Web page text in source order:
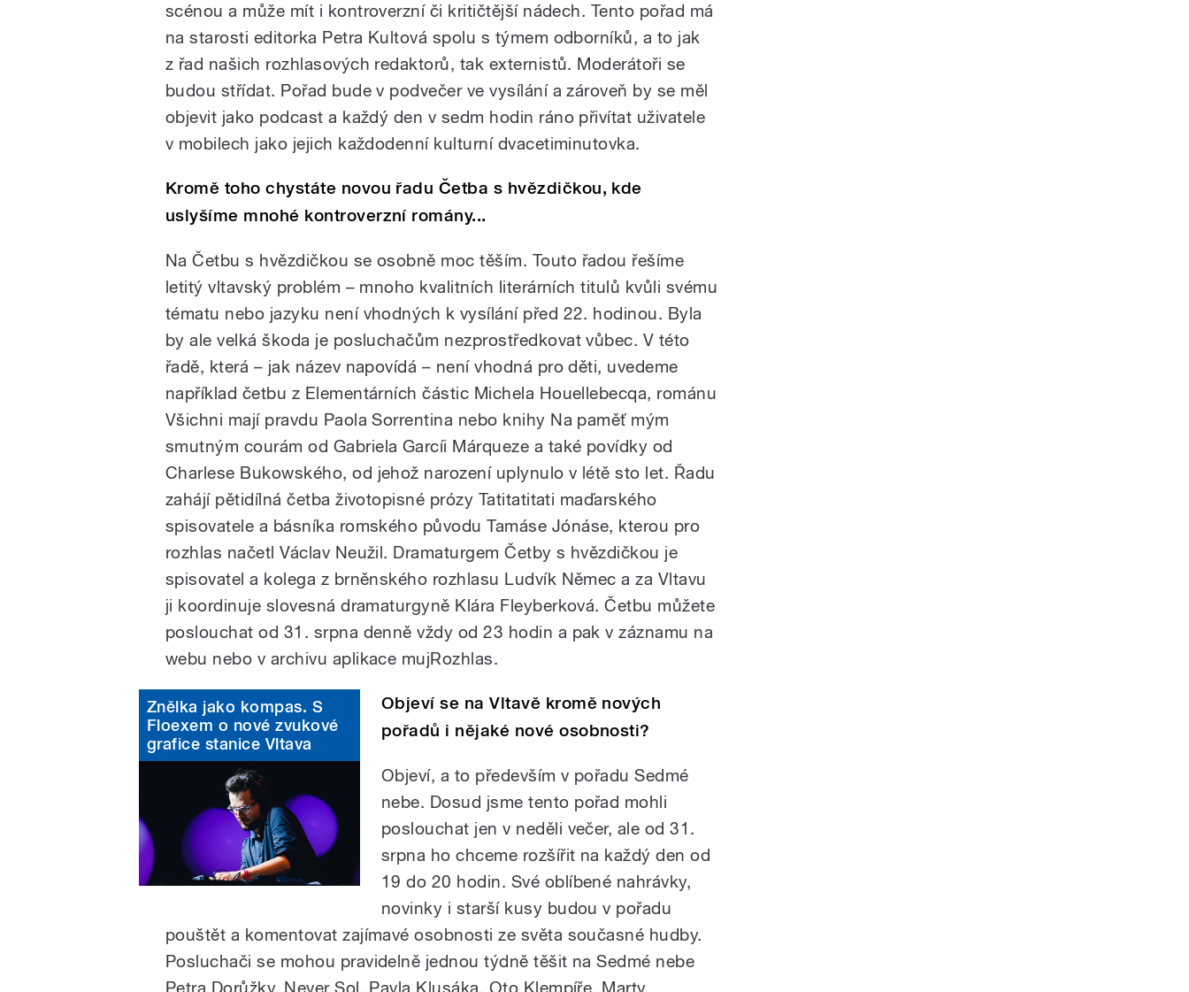
scénou a může mít i kontroverzní či kritičtější nádech. Tento pořad má
na starosti editorka Petra Kultová spolu s týmem odborníků, a to jak
z řad našich rozhlasových redaktorů, tak externistů. Moderátoři se
budou střídat. Pořad bude v podvečer ve vysílání a zároveň by se měl
objevit jako podcast a každý den v sedm hodin ráno přivítat uživatele
v mobilech jako jejich každodenní kulturní dvacetiminutovka.
Kromě toho chystáte novou řadu Četba s hvězdičkou, kde
uslyšíme mnohé kontroverzní romány...
Na Četbu s hvězdičkou se osobně moc těším. Touto řadou řešíme
letitý vltavský problém – mnoho kvalitních literárních titulů kvůli svému
tématu nebo jazyku není vhodných k vysílání před 22. hodinou. Byla
by ale velká škoda je posluchačům nezprostředkovat vůbec. V této
řadě, která – jak název napovídá – není vhodná pro děti, uvedeme
například četbu z Elementárních částic Michela Houellebecqa, románu
Všichni mají pravdu Paola Sorrentina nebo knihy Na paměť mým
smutným courám od Gabriela Garcíi Márqueze a také povídky od
Charlese Bukowského, od jehož narození uplynulo v létě sto let. Řadu
zahájí pětidílná četba životopisné prózy Tatitatitati maďarského
spisovatele a básníka romského původu Tamáse Jónáse, kterou pro
rozhlas načetl Václav Neužil. Dramaturgem Četby s hvězdičkou je
spisovatel a kolega z brněnského rozhlasu Ludvík Němec a za Vltavu
ji koordinuje slovesná dramaturgyně Klára Fleyberková. Četbu můžete
poslouchat od 31. srpna denně vždy od 23 hodin a pak v záznamu na
webu nebo v archivu aplikace mujRozhlas.
Znělka jako kompas. S
Floexem o nové zvukové
grafice stanice Vltava
Objeví se na Vltavě kromě nových
pořadů i nějaké nové osobnosti?
Objeví, a to především v pořadu Sedmé
nebe. Dosud jsme tento pořad mohli
poslouchat jen v neděli večer, ale od 31.
srpna ho chceme rozšířit na každý den od
19 do 20 hodin. Své oblíbené nahrávky,
novinky i starší kusy budou v pořadu
pouštět a komentovat zajímavé osobnosti ze světa současné hudby.
Posluchači se mohou pravidelně jednou týdně těšit na Sedmé nebe
Petra Dorůžky, Never Sol, Pavla Klusáka, Oto Klempíře, Marty